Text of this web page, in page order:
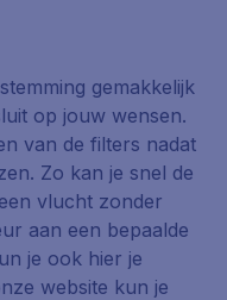
gemakkelijk
op jouw wensen.
van de filters nadat
Zo kan je snel de
vlucht zonder
aan een bepaalde
je ook hier je
website kun je